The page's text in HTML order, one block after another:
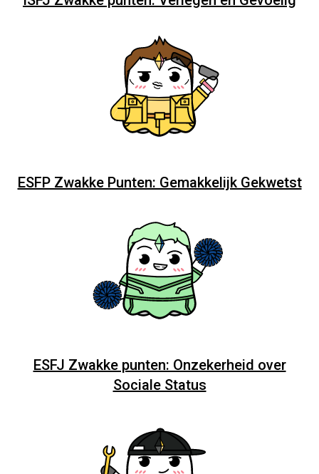
ESFP Zwakke Punten: Gemakkelijk Gekwetst
ESFJ Zwakke punten: Onzekerheid over
Sociale Status